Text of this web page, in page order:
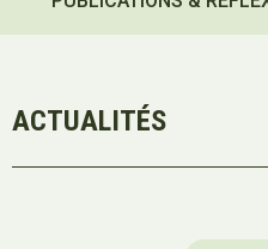
ACTUALITÉS